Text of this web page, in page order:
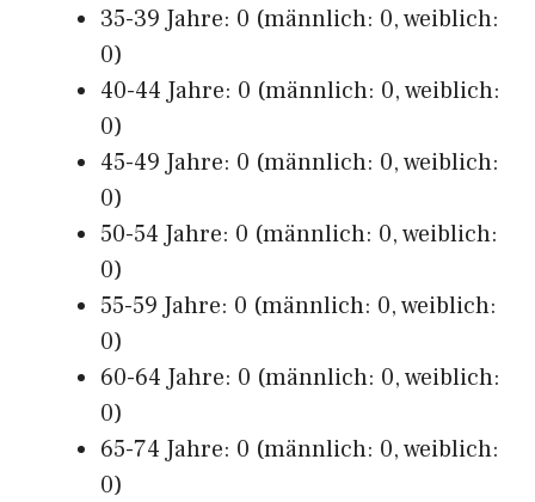
35-39 Jahre: 0 (männlich: 0, weiblich:
0)
40-44 Jahre: 0 (männlich: 0, weiblich:
0)
45-49 Jahre: 0 (männlich: 0, weiblich:
0)
50-54 Jahre: 0 (männlich: 0, weiblich:
0)
55-59 Jahre: 0 (männlich: 0, weiblich:
0)
60-64 Jahre: 0 (männlich: 0, weiblich:
0)
65-74 Jahre: 0 (männlich: 0, weiblich:
0)